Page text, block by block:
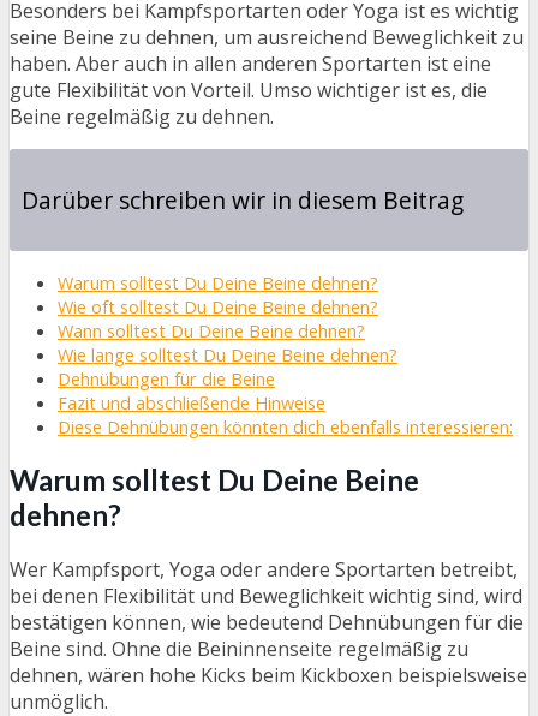
Besonders bei Kampfsportarten oder Yoga ist es wichtig
seine Beine zu dehnen, um ausreichend Beweglichkeit zu
haben. Aber auch in allen anderen Sportarten ist eine
gute Flexibilität von Vorteil. Umso wichtiger ist es, die
Beine regelmäßig zu dehnen.
Darüber schreiben wir in diesem Beitrag
Warum solltest Du Deine Beine dehnen?
Wie oft solltest Du Deine Beine dehnen?
Wann solltest Du Deine Beine dehnen?
Wie lange solltest Du Deine Beine dehnen?
Dehnübungen für die Beine
Fazit und abschließende Hinweise
Diese Dehnübungen könnten dich ebenfalls interessieren:
Warum solltest Du Deine Beine
dehnen?
Wer Kampfsport, Yoga oder andere Sportarten betreibt,
bei denen Flexibilität und Beweglichkeit wichtig sind, wird
bestätigen können, wie bedeutend Dehnübungen für die
Beine sind. Ohne die Beininnenseite regelmäßig zu
dehnen, wären hohe Kicks beim Kickboxen beispielsweise
unmöglich.